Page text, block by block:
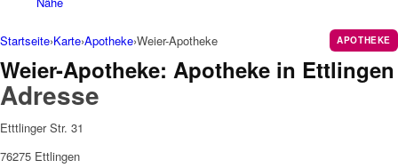
Startseite›Karte›Apotheke›Weier-Apotheke APOTHEKE
Weier-Apotheke: Apotheke in Ettlingen
Adresse
Etttlinger Str. 31
76275 Ettlingen